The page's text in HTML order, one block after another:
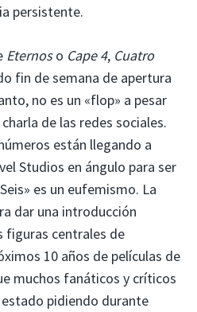
persistente.
Eternoso Cape 4, Cuatro
fin de semana de apertura
no es un «flop» a pesar
de las redes sociales.
están llegando a
Studios en ángulo para ser
es un eufemismo. La
dar una introducción
figuras centrales de
10 años de películas de
muchos fanáticos y críticos
pidiendo durante